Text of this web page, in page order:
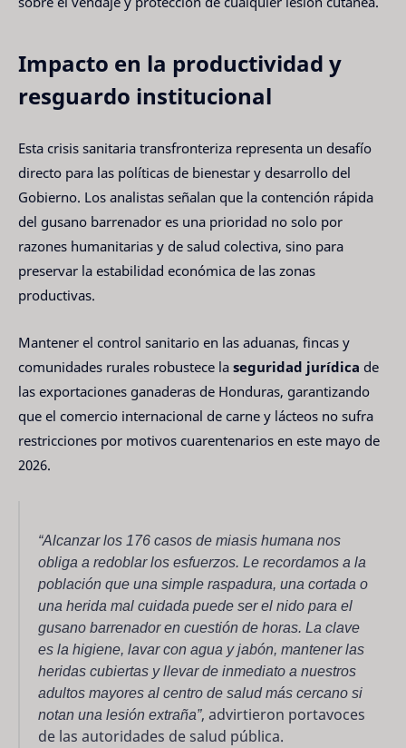
Impacto en la productividad y
resguardo institucional
Esta crisis sanitaria transfronteriza representa un desafío
directo para las políticas de bienestar y desarrollo del
Gobierno. Los analistas señalan que la contención rápida
del gusano barrenador es una prioridad no solo por
razones humanitarias y de salud colectiva, sino para
preservar la estabilidad económica de las zonas
productivas.
Mantener el control sanitario en las aduanas, fincas y
comunidades rurales robustece la seguridad jurídica de
las exportaciones ganaderas de Honduras, garantizando
que el comercio internacional de carne y lácteos no sufra
restricciones por motivos cuarentenarios en este mayo de
2026.
“Alcanzar los 176 casos de miasis humana nos
obliga a redoblar los esfuerzos. Le recordamos a la
población que una simple raspadura, una cortada o
una herida mal cuidada puede ser el nido para el
gusano barrenador en cuestión de horas. La clave
es la higiene, lavar con agua y jabón, mantener las
heridas cubiertas y llevar de inmediato a nuestros
adultos mayores al centro de salud más cercano si
notan una lesión extraña”, advirtieron portavoces
de las autoridades de salud pública.